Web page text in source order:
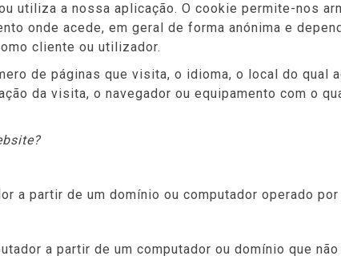
utiliza a nossa aplicação. O cookie permite-nos
onde acede, em geral de forma anónima e
cliente ou utilizador.
de páginas que visita, o idioma, o local do qual
da visita, o navegador ou equipamento com o
a partir de um domínio ou computador operado por
a partir de um computador ou domínio que